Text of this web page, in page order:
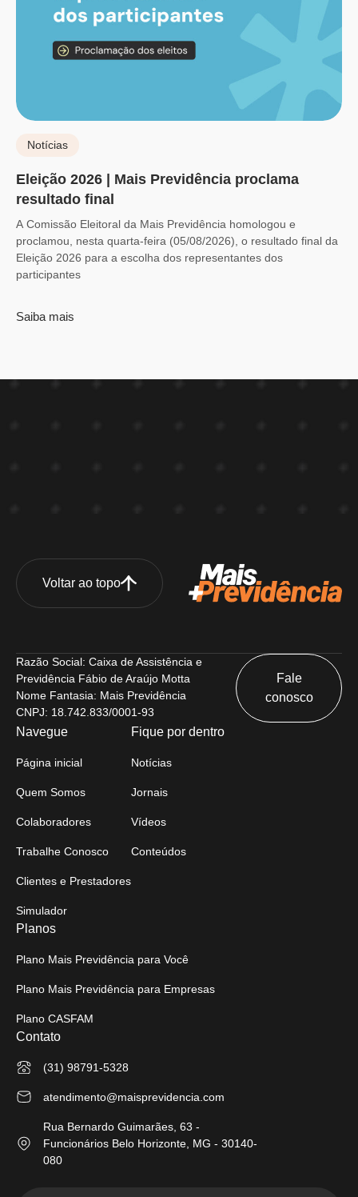
Notícias
Eleição 2026 | Mais Previdência proclama
resultado final
A Comissão Eleitoral da Mais Previdência homologou e
proclamou, nesta quarta-feira (05/08/2026), o resultado final da
Eleição 2026 para a escolha dos representantes dos
participantes
Saiba mais
Voltar ao topo
Razão Social: Caixa de Assistência e
Previdência Fábio de Araújo Motta
Nome Fantasia: Mais Previdência
CNPJ: 18.742.833/0001-93
Fale
conosco
Navegue
Página inicial
Quem Somos
Colaboradores
Trabalhe Conosco
Clientes e Prestadores
Simulador
Fique por dentro
Notícias
Jornais
Vídeos
Conteúdos
Planos
Plano Mais Previdência para Você
Plano Mais Previdência para Empresas
Plano CASFAM
Contato
(31) 98791-5328
atendimento@maisprevidencia.com
Rua Bernardo Guimarães, 63 -
Funcionários Belo Horizonte, MG - 30140-
080